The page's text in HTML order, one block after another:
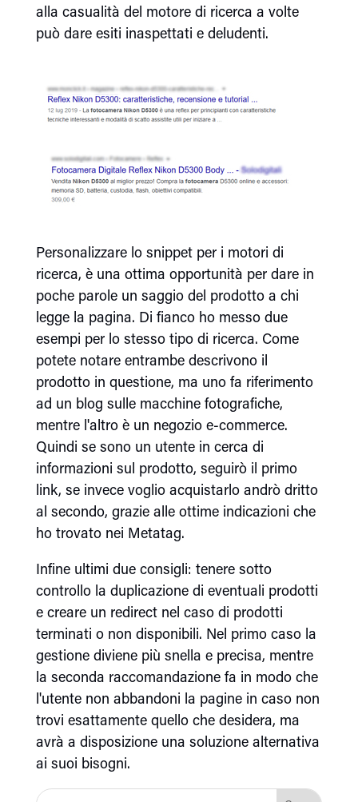
alla casualità del motore di ricerca a volte
può dare esiti inaspettati e deludenti.
Personalizzare lo snippet per i motori di
ricerca, è una ottima opportunità per dare in
poche parole un saggio del prodotto a chi
legge la pagina. Di fianco ho messo due
esempi per lo stesso tipo di ricerca. Come
potete notare entrambe descrivono il
prodotto in questione, ma uno fa riferimento
ad un blog sulle macchine fotografiche,
mentre l'altro è un negozio e-commerce.
Quindi se sono un utente in cerca di
informazioni sul prodotto, seguirò il primo
link, se invece voglio acquistarlo andrò dritto
al secondo, grazie alle ottime indicazioni che
ho trovato nei Metatag.
Infine ultimi due consigli: tenere sotto
controllo la duplicazione di eventuali prodotti
e creare un redirect nel caso di prodotti
terminati o non disponibili. Nel primo caso la
gestione diviene più snella e precisa, mentre
la seconda raccomandazione fa in modo che
l'utente non abbandoni la pagine in caso non
trovi esattamente quello che desidera, ma
avrà a disposizione una soluzione alternativa
ai suoi bisogni.